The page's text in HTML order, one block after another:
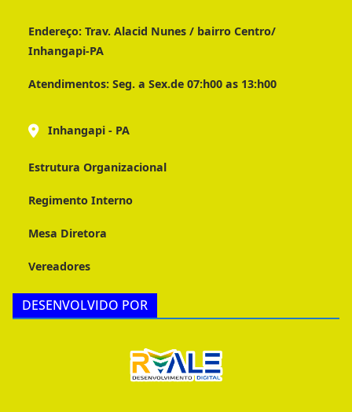
Endereço: Trav. Alacid Nunes / bairro Centro/
Inhangapi-PA
Atendimentos: Seg. a Sex.de 07:h00 as 13:h00
Inhangapi - PA
Estrutura Organizacional
Regimento Interno
Mesa Diretora
Vereadores
DESENVOLVIDO POR